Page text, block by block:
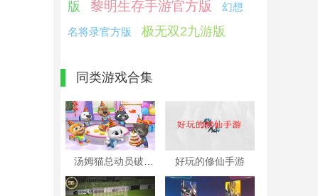
版
黎明生存手游官方版 幻想
名将录官方版 极无双2九游版
同类游戏合集
好玩的修仙手游